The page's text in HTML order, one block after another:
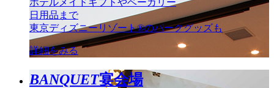
ホテルメイドギフトやベーカリー
日用品まで
東京ディズニーリゾート®のパークグッズも
詳細をみる
BANQUET宴会場